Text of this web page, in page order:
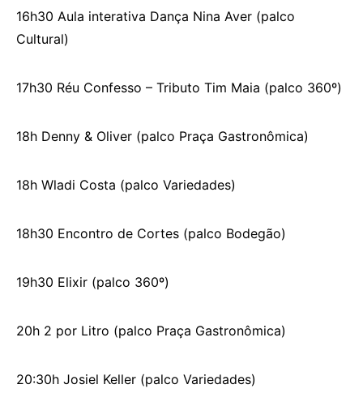
16h30 Aula interativa Dança Nina Aver (palco
Cultural)
17h30 Réu Confesso – Tributo Tim Maia (palco 360º)
18h Denny & Oliver (palco Praça Gastronômica)
18h Wladi Costa (palco Variedades)
18h30 Encontro de Cortes (palco Bodegão)
19h30 Elixir (palco 360º)
20h 2 por Litro (palco Praça Gastronômica)
20:30h Josiel Keller (palco Variedades)